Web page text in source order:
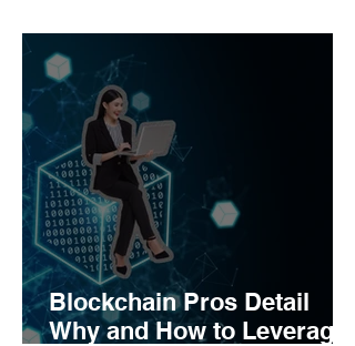
Collected Cybercrime
Digital Evidence in
Switzerland
Blockchain Pros Detail
Why and How to Leverage